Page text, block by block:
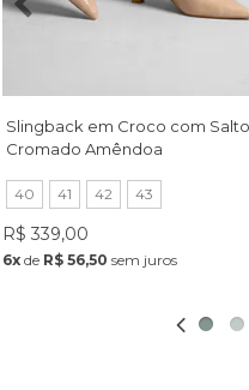
Slingback em Croco com Salto
Cromado Amêndoa
40 41 42 43
R$ 339,00
6x de R$ 56,50 sem juros